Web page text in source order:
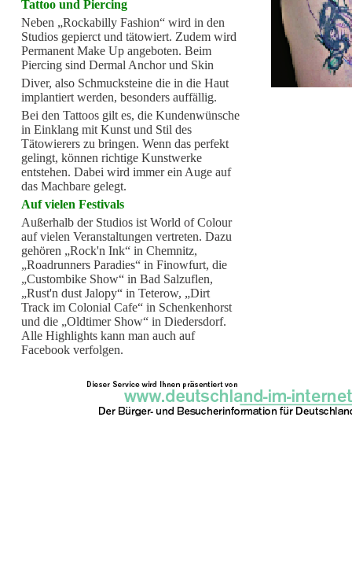
Tattoo und Piercing
Neben „Rockabilly Fashion“ wird in den
Studios gepierct und tätowiert. Zudem wird
Permanent Make Up angeboten. Beim
Piercing sind Dermal Anchor und Skin
Diver, also Schmucksteine die in die Haut
implantiert werden, besonders auffällig.
Bei den Tattoos gilt es, die Kundenwünsche
in Einklang mit Kunst und Stil des
Tätowierers zu bringen. Wenn das perfekt
gelingt, können richtige Kunstwerke
entstehen. Dabei wird immer ein Auge auf
das Machbare gelegt.
Auf vielen Festivals
Außerhalb der Studios ist World of Colour
auf vielen Veranstaltungen vertreten. Dazu
gehören „Rock'n Ink“ in Chemnitz,
„Roadrunners Paradies“ in Finowfurt, die
„Custombike Show“ in Bad Salzuflen,
„Rust'n dust Jalopy“ in Teterow, „Dirt
Track im Colonial Cafe“ in Schenkenhorst
und die „Oldtimer Show“ in Diedersdorf.
Alle Highlights kann man auch auf
Facebook verfolgen.